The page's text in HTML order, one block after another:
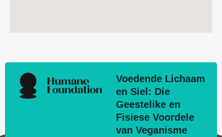
Voedende Lichaam
en Siel: Die
Geestelike en
Fisiese Voordele
van Veganisme